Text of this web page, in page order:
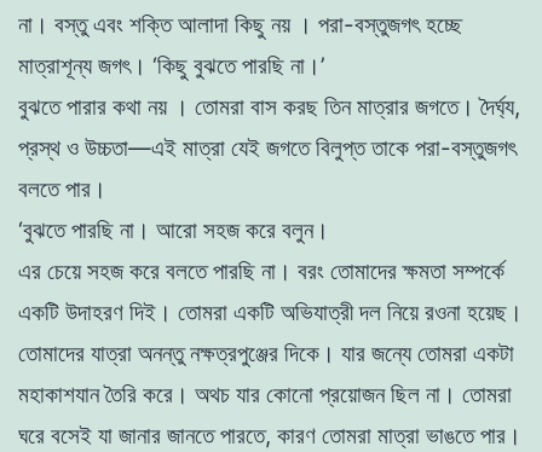
না। বস্তু এবং শক্তি আলাদা কিছু নয় । পরা-বস্তুজগৎ হচ্ছে
মাত্রাশূন্য জগৎ। ‘কিছু বুঝতে পারছি না।’
বুঝতে পারার কথা নয় । তােমরা বাস করছ তিন মাত্রার জগতে। দৈর্ঘ্য,
প্রস্থ ও উচ্চতা—এই মাত্রা যেই জগতে বিলুপ্ত তাকে পরা-বস্তুজগৎ
বলতে পার।
‘বুঝতে পারছি না । আরো সহজকরে বলুন।
এর চেয়ে সহজকরে বলতেপারছি না। বরং তােমাদেরক্ষমতা সম্পর্কে
একটি উদাহরণ দিই। তােমরা একটি অভিযাত্রী দল নিয়ে রওনা হয়েছ ।
তোমাদের যাত্রা অনন্তু নক্ষত্রপুঞ্জের দিকে। যার জন্যেতােমরা একটা
মহাকাশযানতৈরি করে। অথচ যার কোনাে প্রয়ােজন ছিল না। তােমরা
ঘরে বসেই যা জানার জানতে পারতে, কারণ তোমরা মাত্রা ভাঙতে পার।